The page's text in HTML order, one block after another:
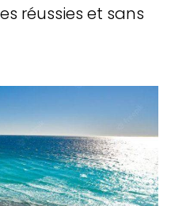
réussies et sans